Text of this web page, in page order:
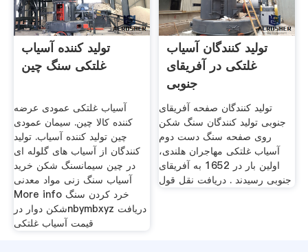
تولید کننده آسیاب
غلتکی سنگ چین
آسیاب غلتکی عمودی عرضه
کننده کالا چین. سیمان عمودی
چین تولید کننده آسیاب. تولید
کنندگان از آسیاب های گلوله ای
در چین سیمانسنگ شکن خرید
آسیاب سنگ زنی مواد معدنی
More info خرد کردن سنگ
شکن دوار درnbymbxyz دریافت
قیمت آسیاب غلتکی
تولید کنندگان آسیاب
غلتکی در آفریقای
جنوبی
تولید کنندگان صفحه آفریقای
جنوبی تولید کنندگان سنگ شکن
روی صفحه سنگ دست دوم
آسیاب غلتکی مهاجران هلندی،
اولین بار در 1652 به آفریقای
جنوبی رسیدند . دریافت نقل قول